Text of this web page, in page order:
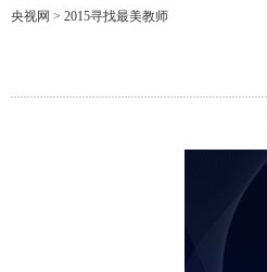
央视网 > 2015寻找最美教师